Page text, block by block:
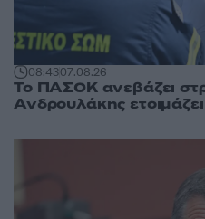
08:4307.08.26
Το ΠΑΣΟΚ ανεβάζει
Ανδρουλάκης